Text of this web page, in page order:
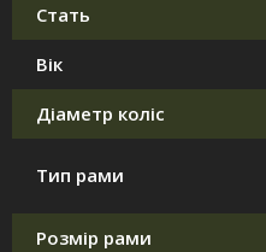
Стать
Вік
Діаметр коліс
Тип рами
Розмір рами